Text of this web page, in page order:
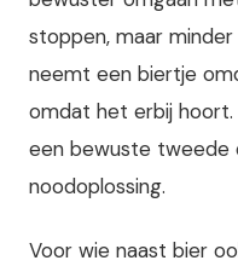
stoppen, maar
neemt een biertje
omdat het erbij hoort.
een bewuste tweede
noodoplossing.
Voor wie naast bier